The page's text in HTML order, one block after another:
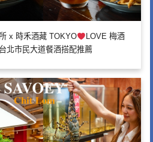
x 時禾酒藏 TOKYO
LOVE 梅酒
北市民大道餐酒搭配推薦